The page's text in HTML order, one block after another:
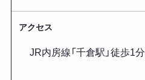
アクセス
JR内房線「千倉駅」徒歩1分